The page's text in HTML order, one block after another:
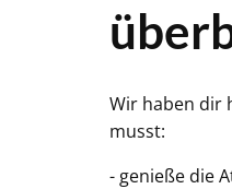
Wir haben dir
musst:
- genieße die